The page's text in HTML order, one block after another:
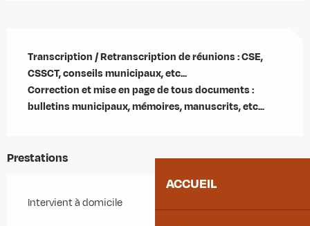
ACCUEIL
Transcription / Retranscription de réunions : CSE,
CSSCT, conseils municipaux, etc...
Correction et mise en page de tous documents :
bulletins municipaux, mémoires, manuscrits, etc...
Prestations
Intervient à domicile